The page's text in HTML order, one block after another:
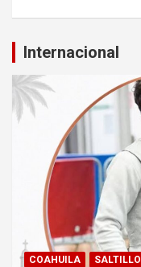
Internacional
COAHUILA SALTILLO